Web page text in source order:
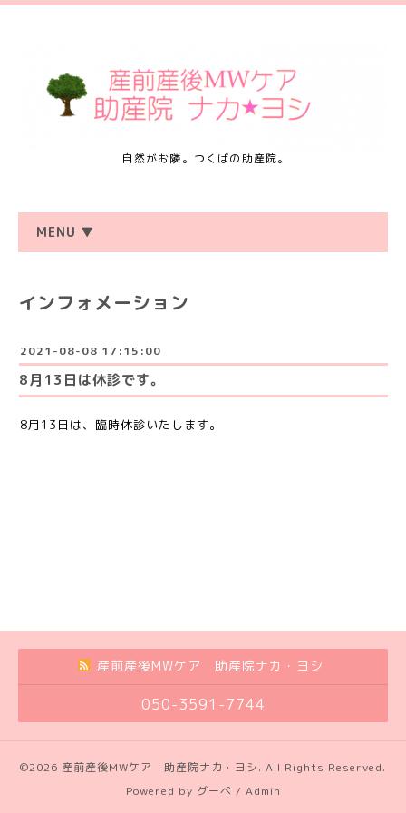
自然がお隣。つくばの助産院。
MENU ▼
インフォメーション
2021-08-08 17:15:00
8月13日は休診です。
8月13日は、臨時休診いたします。
産前産後MWケア 助産院ナカ・ヨシ
050-3591-7744
©2026 産前産後MWケア 助産院ナカ・ヨシ. All Rights Reserved.
Powered by グーペ / Admin